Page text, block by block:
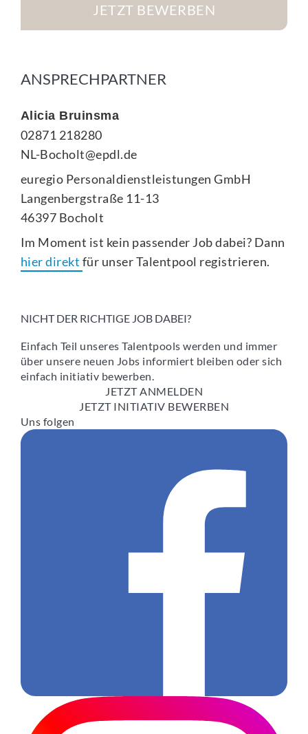
JETZT BEWERBEN
ANSPRECHPARTNER
Alicia Bruinsma
02871 218280
NL-Bocholt@epdl.de
euregio Personaldienstleistungen GmbH
Langenbergstraße 11-13
46397 Bocholt
Im Moment ist kein passender Job dabei? Dann
hier direkt für unser Talentpool registrieren.
NICHT DER RICHTIGE JOB DABEI?
Einfach Teil unseres Talentpools werden und immer
über unsere neuen Jobs informiert bleiben oder sich
einfach initiativ bewerben.
JETZT ANMELDEN
JETZT INITIATIV BEWERBEN
Uns folgen